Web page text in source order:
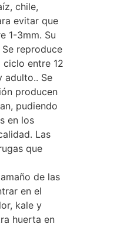
chile,
evitar que
1-3mm. Su
reproduce
entre 12
adulto.. Se
producen
pudiendo
en los
Las
que
de las
en el
kale y
huerta en